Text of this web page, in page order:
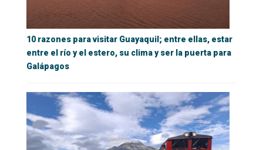
10 razones para visitar Guayaquil; entre ellas, estar
entre el río y el estero, su clima y ser la puerta para
Galápagos